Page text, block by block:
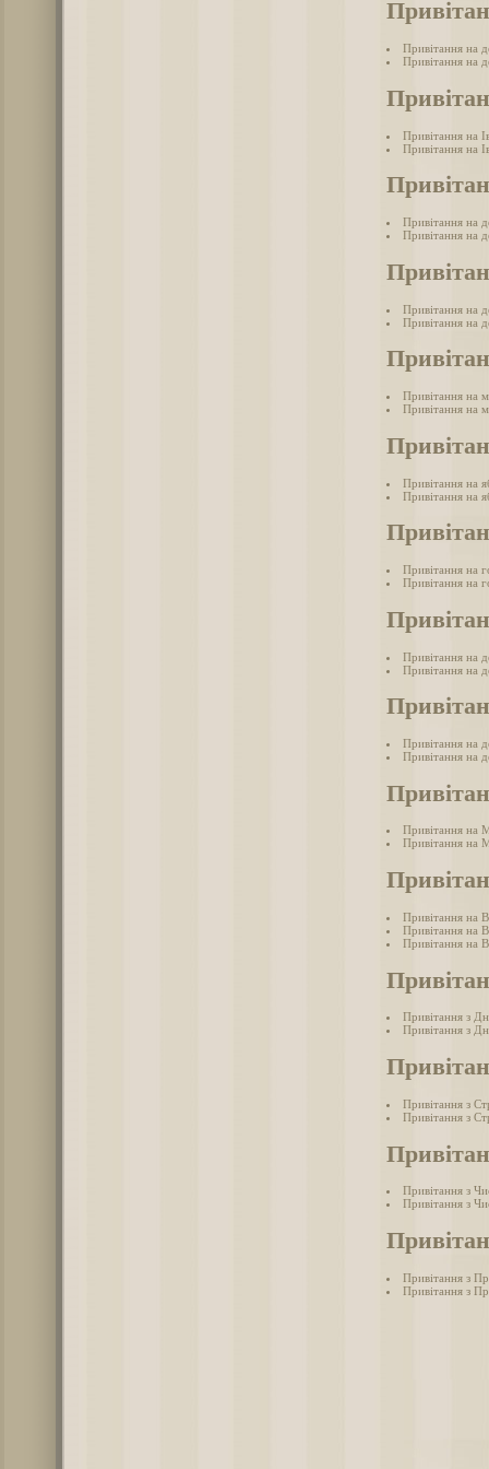
Привітання на
Привітання на
Привітання на
Привітання на
Привітання на
Привітання на
Привітання на
Привітання на
Привітання на
Привітання на
Привітання на
Привітання на
Привітання на
Привітання на
Привітання на
Привітання на
Привітання на
Привітання на
Привітання на
Привітання на
Привітання на
Привітання на
Привітання на
Привітання з
Привітання з
Привітання з
Привітання з
Привітання з
Привітання з
Привітання з
Привітання з